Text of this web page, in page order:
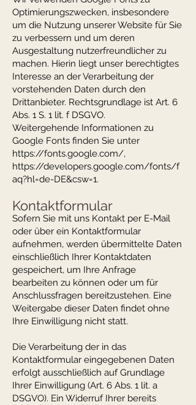
Optimierungszwecken, insbesondere
um die Nutzung unserer Website für Sie
zu verbessern und um deren
Ausgestaltung nutzerfreundlicher zu
machen. Hierin liegt unser berechtigtes
Interesse an der Verarbeitung der
vorstehenden Daten durch den
Drittanbieter. Rechtsgrundlage ist Art. 6
Abs. 1 S. 1 lit. f DSGVO.
Weitergehende Informationen zu
Google Fonts finden Sie unter
https://fonts.google.com/,
https://developers.google.com/fonts/f
aq?hl=de-DE&csw=1.
Kontaktformular
Sofern Sie mit uns Kontakt per E-Mail
oder über ein Kontaktformular
aufnehmen, werden übermittelte Daten
einschließlich Ihrer Kontaktdaten
gespeichert, um Ihre Anfrage
bearbeiten zu können oder um für
Anschlussfragen bereitzustehen. Eine
Weitergabe dieser Daten findet ohne
Ihre Einwilligung nicht statt.
Die Verarbeitung der in das
Kontaktformular eingegebenen Daten
erfolgt ausschließlich auf Grundlage
Ihrer Einwilligung (Art. 6 Abs. 1 lit. a
DSGVO). Ein Widerruf Ihrer bereits